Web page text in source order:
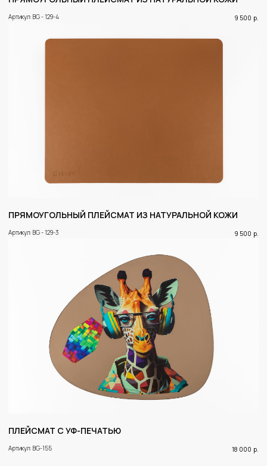
Артикул: BG - 129-4 9 500 р.
ПРЯМОУГОЛЬНЫЙ ПЛЕЙСМАТ ИЗ НАТУРАЛЬНОЙ КОЖИ
Артикул: BG - 129-3 9 500 р.
ПЛЕЙСМАТ С УФ-ПЕЧАТЬЮ
Артикул: BG-155 18 000 р.